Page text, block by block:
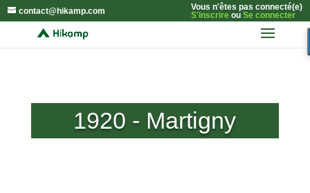
contact@hikamp.com
Vous n'êtes pas connecté(e)
S'inscrireou Se connecter
1920 - Martigny